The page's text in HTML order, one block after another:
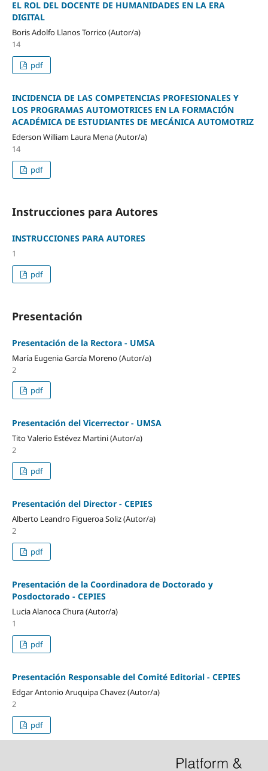
EL ROL DEL DOCENTE DE HUMANIDADES EN LA ERA
DIGITAL
Boris Adolfo Llanos Torrico (Autor/a)
14
pdf
INCIDENCIA DE LAS COMPETENCIAS PROFESIONALES Y
LOS PROGRAMAS AUTOMOTRICES EN LA FORMACIÓN
ACADÉMICA DE ESTUDIANTES DE MECÁNICA AUTOMOTRIZ
Ederson William Laura Mena (Autor/a)
14
pdf
Instrucciones para Autores
INSTRUCCIONES PARA AUTORES
1
pdf
Presentación
Presentación de la Rectora - UMSA
María Eugenia García Moreno (Autor/a)
2
pdf
Presentación del Vicerrector - UMSA
Tito Valerio Estévez Martini (Autor/a)
2
pdf
Presentación del Director - CEPIES
Alberto Leandro Figueroa Soliz (Autor/a)
2
pdf
Presentación de la Coordinadora de Doctorado y
Posdoctorado - CEPIES
Lucia Alanoca Chura (Autor/a)
1
pdf
Presentación Responsable del Comité Editorial - CEPIES
Edgar Antonio Aruquipa Chavez (Autor/a)
2
pdf